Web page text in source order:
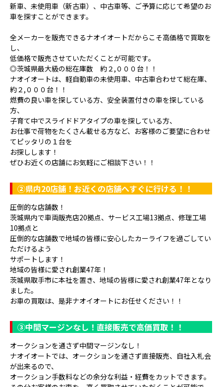
新車、未使用車（新古車）、中古車等、ご予算に応じて希望のお
車を探すことができます。
全メーカーを販売できるナオイオートだからこそ高価格で買取を
し、
低価格で販売させていただくことが可能です。
◎茨城県最大級の総在庫数 約２,０００台！！
ナオイオートは、軽自動車の未使用車、中古車合わせて総在庫、
約２,０００台！！
燃費の良い車を探している方、安全装置付きの車を探している
方、
子育て中でスライドドアタイプの車を探している方、
お仕事で荷物をたくさん載せる方など、お客様のご要望に合わせ
てピッタリの１台を
お探しします！
ぜひお近くの店舗にお気軽にご相談下さい！！
②県内20店舗！お近くの店舗へすぐに行ける！！
圧倒的な店舗数！
茨城県内で車両販売店20拠点、サービス工場13拠点、修理工場
10拠点と
圧倒的な店舗数で地域の皆様に安心したカーライフを過ごしてい
ただけるよう
サポートします！
地域の皆様に愛され創業47年！
茨城県取手市に本社を置き、地域の皆様に愛され創業47年となり
ました。
お車の買取は、是非ナオイオートにお任せください！！
③中間マージンなし！直接販売で高価買取！！
オークションを通さず中間マージンなし！
ナオイオートでは、オークションを通さず直接販売、自社入札会
が出来るので、
オークション手数料などの余分な利益・経費をカットできます。